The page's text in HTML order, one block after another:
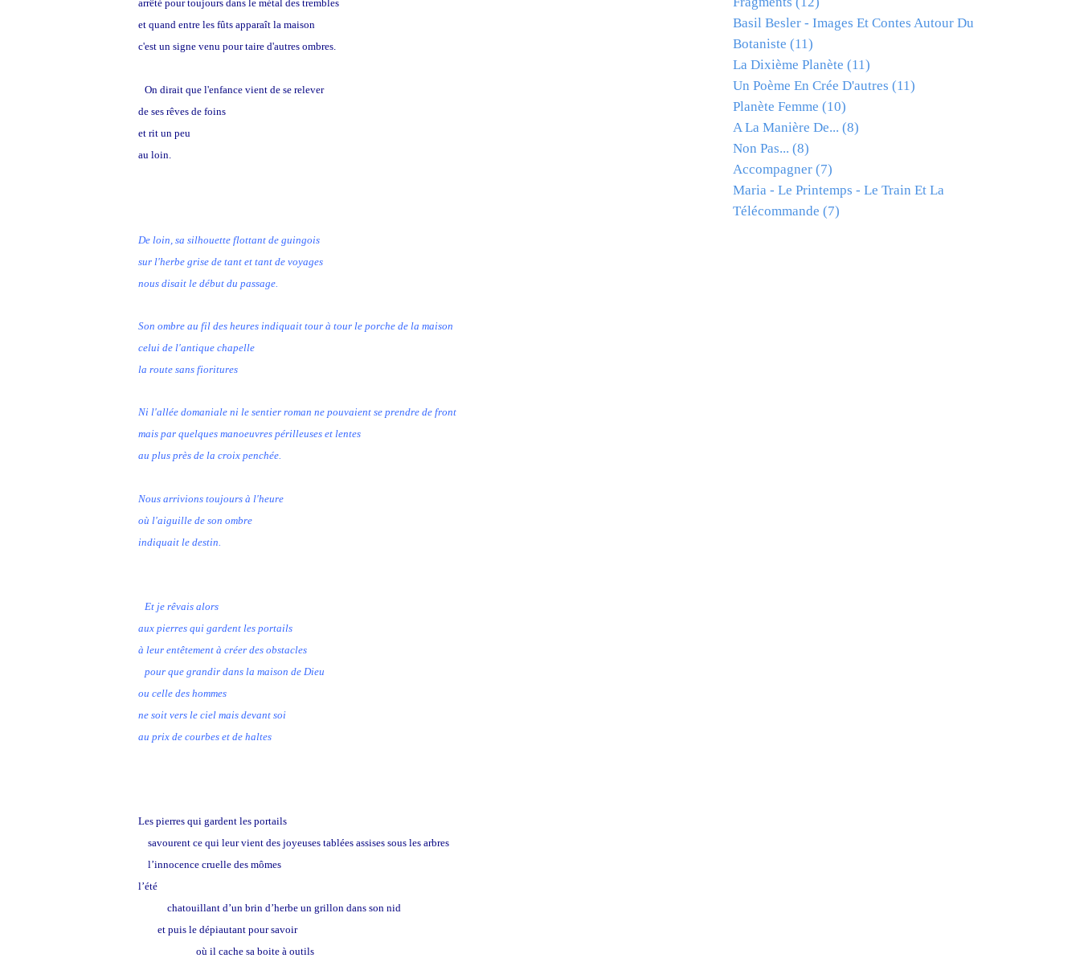
arrêté pour toujours dans le métal des trembles
et quand entre les fûts apparaît la maison
c'est un signe venu pour taire d'autres ombres.
On dirait que l'enfance vient de se relever
de ses rêves de foins
et rit un peu
au loin.
De loin, sa silhouette flottant de guingois
sur l'herbe grise de tant et tant de voyages
nous disait le début du passage.
Son ombre au fil des heures indiquait tour à tour le porche de la maison
celui de l'antique chapelle
la route sans fioritures
Ni l'allée domaniale ni le sentier roman ne pouvaient se prendre de front
mais par quelques manoeuvres périlleuses et lentes
au plus près de la croix penchée.
Nous arrivions toujours à l'heure
où l'aiguille de son ombre
indiquait le destin.
Et je rêvais alors
aux pierres qui gardent les portails
à leur entêtement à créer des obstacles
pour que grandir dans la maison de Dieu
ou celle des hommes
ne soit vers le ciel mais devant soi
au prix de courbes et de haltes
Les pierres qui gardent les portails
savourent ce qui leur vient des joyeuses tablées assises sous les arbres
l’innocence cruelle des mômes
l’été
chatouillant d’un brin d’herbe un grillon dans son nid
et puis le dépiautant pour savoir
où il cache sa boite à outils
Basil Besler - Images Et Contes Autour Du
Botaniste (11)
La Dixième Planète (11)
Un Poème En Crée D'autres (11)
Planète Femme (10)
A La Manière De... (8)
Non Pas... (8)
Accompagner (7)
Maria - Le Printemps - Le Train Et La
Télécommande (7)